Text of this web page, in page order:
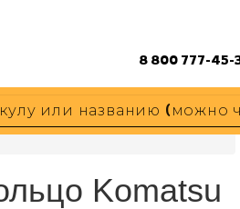
8 800 777-45-
Komatsu